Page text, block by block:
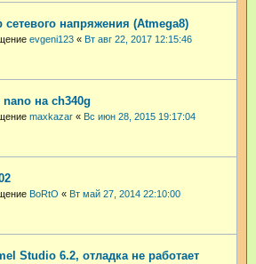
сетевого напряжения (Atmega8)
evgeni123 « Вт авг 22, 2017 12:15:46
на ch340g
maxkazar « Вс июн 28, 2015 19:17:04
BoRtO « Вт май 27, 2014 22:10:00
Studio 6.2, отладка не работает